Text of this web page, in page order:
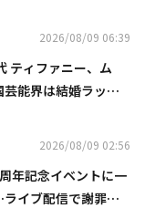
2026/08/09 06:39
ティファニー、ム
能界は結婚ラッシ
2026/08/09 02:56
年記念イベントに一
イブ配信で謝罪